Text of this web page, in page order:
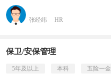
张经纬 HR
保卫/安保管理
5年及以上 本科 五险一金